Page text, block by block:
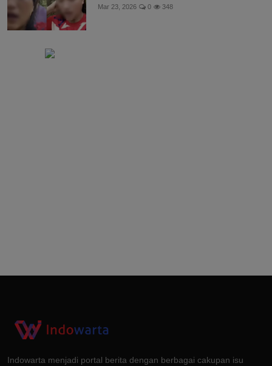
Mar 23, 2026 0 348
Indowarta menjadi portal berita dengan berbagai cakupan isu